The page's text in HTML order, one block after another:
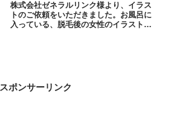
株式会社ゼネラルリンク様より、イラス
トのご依頼をいただきました。お風呂に
入っている、脱毛後の女性のイラストを
スポンサーリンク